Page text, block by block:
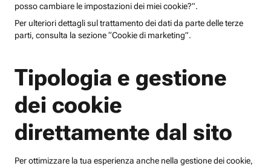
posso cambiare le impostazioni dei miei cookie?”.
Per ulteriori dettagli sul trattamento dei dati da parte delle terze
parti, consulta la sezione “Cookie di marketing”.
Tipologia e gestione
dei cookie
direttamente dal sito
Per ottimizzare la tua esperienza anche nella gestione dei cookie,